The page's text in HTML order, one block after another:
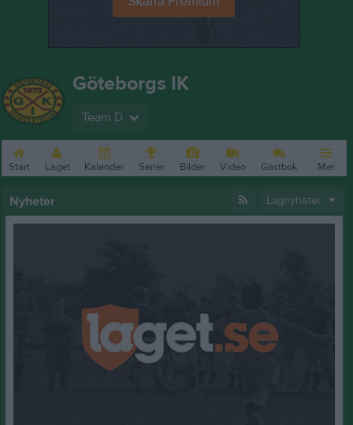
Göteborgs IK
Team D
Start Laget Kalender Serier Bilder Video Gästbok Mer
Nyheter Lagnyheter